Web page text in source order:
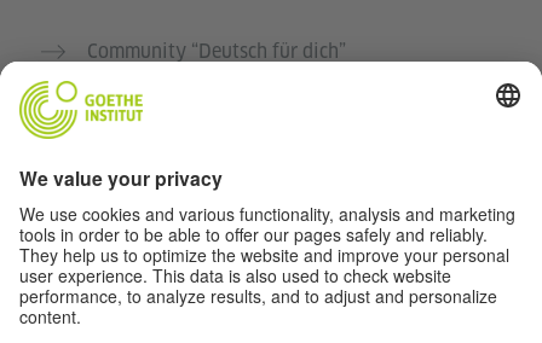
Community “Deutsch für dich”
கோய்த் இன்ஸ்டிடியூட்டின் ஜெர்மன் பாடநெறிகள்
தனியுரிமை மற்றும் அணுகல் வசதி
தனியுரிமை அமைப்புகள்